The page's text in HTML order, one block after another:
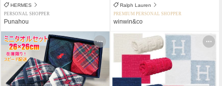
HERMES
PERSONAL SHOPPER
Punahou
Ralph Lauren
PREMIUM PERSONAL SHOPPER
winwin&co